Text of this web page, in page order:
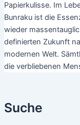
Suche
Papierkulisse. Im
Bunraku ist die
wieder
definierten Zukunft
modernen Welt.
die verbliebenen